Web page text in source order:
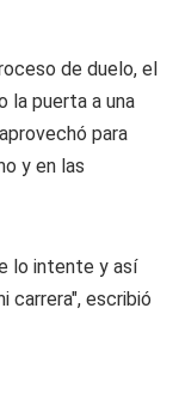
de duelo, el
la puerta a una
para
y en las
lo intente y así
carrera", escribió